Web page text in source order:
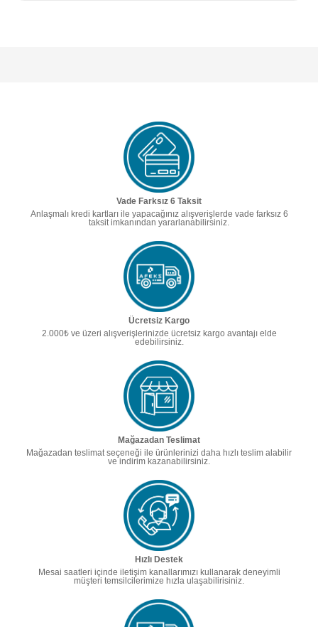
Vade Farksız 6 Taksit
Anlaşmalı kredi kartları ile yapacağınız alışverişlerde vade farksız 6
taksit imkanından yararlanabilirsiniz.
Ücretsiz Kargo
2.000₺ ve üzeri alışverişlerinizde ücretsiz kargo avantajı elde
edebilirsiniz.
Mağazadan Teslimat
Mağazadan teslimat seçeneği ile ürünlerinizi daha hızlı teslim alabilir
ve indirim kazanabilirsiniz.
Hızlı Destek
Mesai saatleri içinde iletişim kanallarımızı kullanarak deneyimli
müşteri temsilcilerimize hızla ulaşabilirisiniz.